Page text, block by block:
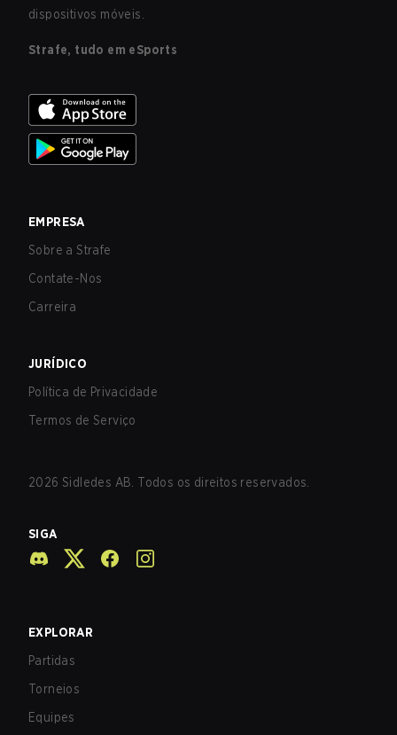
dispositivos móveis.
Strafe, tudo em eSports
EMPRESA
Sobre a Strafe
Contate-Nos
Carreira
JURÍDICO
Política de Privacidade
Termos de Serviço
2026 Sidledes AB. Todos os direitos reservados.
SIGA
EXPLORAR
Partidas
Torneios
Equipes